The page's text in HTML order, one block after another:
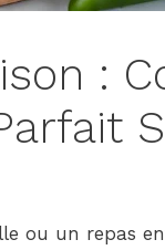
:
ou un repas